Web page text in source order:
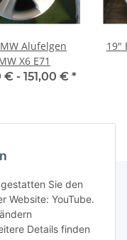
Sie den
Website: YouTube.
Details finden
Alufelgen
X6 E71
€ - 151,00 € *
19"